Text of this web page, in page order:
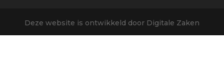
Deze website is ontwikkeld door Digitale Zaken